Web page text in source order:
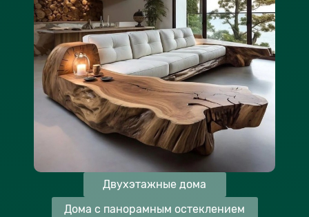
Двухэтажные дома
Дома с панорамным остеклением